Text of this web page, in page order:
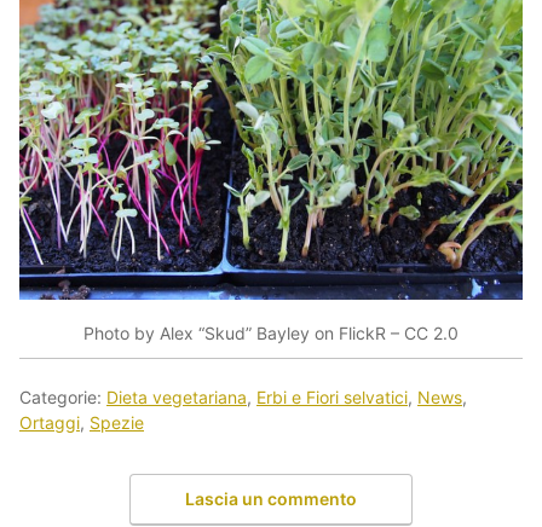
Photo by Alex “Skud” Bayley on FlickR – CC 2.0
Categorie: Dieta vegetariana, Erbi e Fiori selvatici, News,
Ortaggi, Spezie
Lascia un commento